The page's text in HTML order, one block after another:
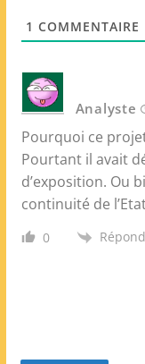
1 COMMENTAIRE
Analyste
Pourquoi ce
Pourtant il avait
d’exposition. Ou
continuité de
0